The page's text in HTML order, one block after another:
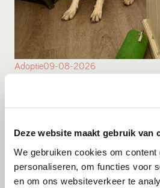
Deze website maakt gebruik van
We gebruiken cookies om content
personaliseren, om functies voor
en om ons websiteverkeer te
Adoptie09-08-2026